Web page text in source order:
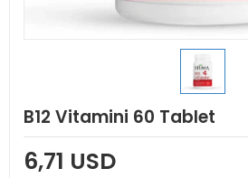
B12 Vitamini 60 Tablet
6,71 USD